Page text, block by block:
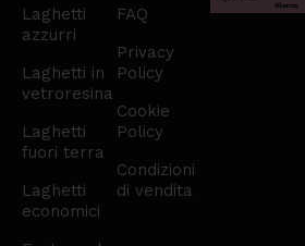
Laghetti
azzurri
Laghetti in
vetroresina
Laghetti
fuori terra
Laghetti
economici
FAQ
Privacy
Policy
Cookie
Policy
Condizioni
di vendita